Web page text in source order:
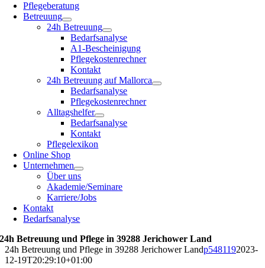
Pflegeberatung
Betreuung
24h Betreuung
Bedarfsanalyse
A1-Bescheinigung
Pflegekostenrechner
Kontakt
24h Betreuung auf Mallorca
Bedarfsanalyse
Pflegekostenrechner
Alltagshelfer
Bedarfsanalyse
Kontakt
Pflegelexikon
Online Shop
Unternehmen
Über uns
Akademie/Seminare
Karriere/Jobs
Kontakt
Bedarfsanalyse
24h Betreuung und Pflege in 39288 Jerichower Land
24h Betreuung und Pflege in 39288 Jerichower Landp5481192023-
12-19T20:29:10+01:00